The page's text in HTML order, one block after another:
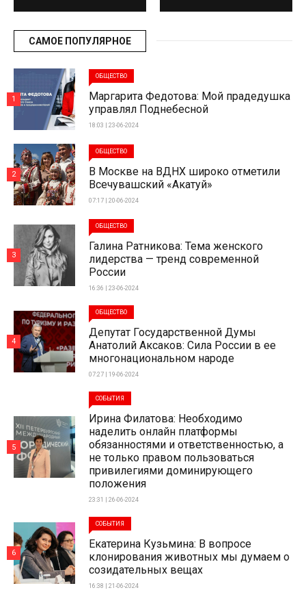
САМОЕ ПОПУЛЯРНОЕ
ОБЩЕСТВО
Маргарита Федотова: Мой прадедушка
управлял Поднебесной
18:03 | 23-06-2024
1
ОБЩЕСТВО
В Москве на ВДНХ широко отметили
Всечувашский «Акатуй»
07:17 | 20-06-2024
2
ОБЩЕСТВО
Галина Ратникова: Тема женского
лидерства — тренд современной
России
16:36 | 23-06-2024
3
ОБЩЕСТВО
Депутат Государственной Думы
Анатолий Аксаков: Сила России в ее
многонациональном народе
07:27 | 19-06-2024
4
СОБЫТИЯ
Ирина Филатова: Необходимо
наделить онлайн платформы
обязанностями и ответственностью, а
не только правом пользоваться
привилегиями доминирующего
положения
23:31 | 26-06-2024
5
СОБЫТИЯ
Екатерина Кузьмина: В вопросе
клонирования животных мы думаем о
созидательных вещах
16:38 | 21-06-2024
6